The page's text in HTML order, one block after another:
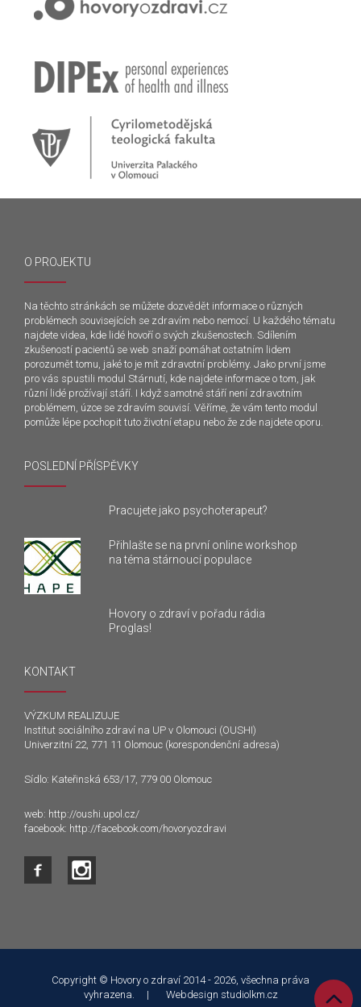
O PROJEKTU
Na těchto stránkách se můžete dozvědět informace o různých
problémech souvisejících se zdravím nebo nemocí. U každého tématu
najdete videa, kde lidé hovoří o svých zkušenostech. Sdílením
zkušeností pacientů se web snaží pomáhat ostatním lidem
porozumět tomu, jaké to je mít zdravotní problémy. Jako první jsme
pro vás spustili modul Stárnutí, kde najdete informace o tom, jak
různí lidé prožívají stáří. I když samotné stáří není zdravotním
problémem, úzce se zdravím souvisí. Věříme, že vám tento modul
pomůže lépe pochopit tuto životní etapu nebo že zde najdete oporu.
POSLEDNÍ PŘÍSPĚVKY
Pracujete jako psychoterapeut?
Přihlašte se na první online workshop
na téma stárnoucí populace
Hovory o zdraví v pořadu rádia
Proglas!
KONTAKT
VÝZKUM REALIZUJE
Institut sociálního zdraví na UP v Olomouci (OUSHI)
Univerzitní 22, 771 11 Olomouc (korespondenční adresa)
Sídlo: Kateřinská 653/17, 779 00 Olomouc
web: http://oushi.upol.cz/
facebook: http://facebook.com/hovoryozdravi
Copyright © Hovory o zdraví 2014 - 2026, všechna práva
vyhrazena. | Webdesign studiolkm.cz
souhlasíte.
Souhlasím